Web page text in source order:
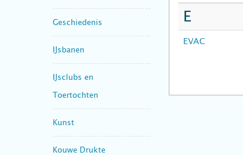
Geschiedenis
IJsbanen
IJsclubs en
Toertochten
Kunst
Kouwe Drukte
E
EVAC